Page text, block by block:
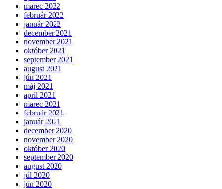
marec 2022
február 2022
január 2022
december 2021
november 2021
október 2021
september 2021
august 2021
jún 2021
máj 2021
apríl 2021
marec 2021
február 2021
január 2021
december 2020
november 2020
október 2020
september 2020
august 2020
júl 2020
jún 2020